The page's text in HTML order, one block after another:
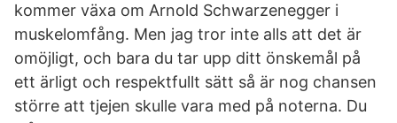
kommer växa om Arnold Schwarzenegger i
muskelomfång. Men jag tror inte alls att det är
omöjligt, och bara du tar upp ditt önskemål på
ett ärligt och respektfullt sätt så är nog chansen
större att tjejen skulle vara med på noterna. Du